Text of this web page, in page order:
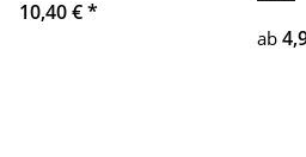
10,40 €*
ab